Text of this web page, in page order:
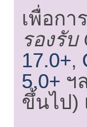
เพื่อก
รองรับ
17.0+,
5.0+ ฯ
ขึ้นไป)